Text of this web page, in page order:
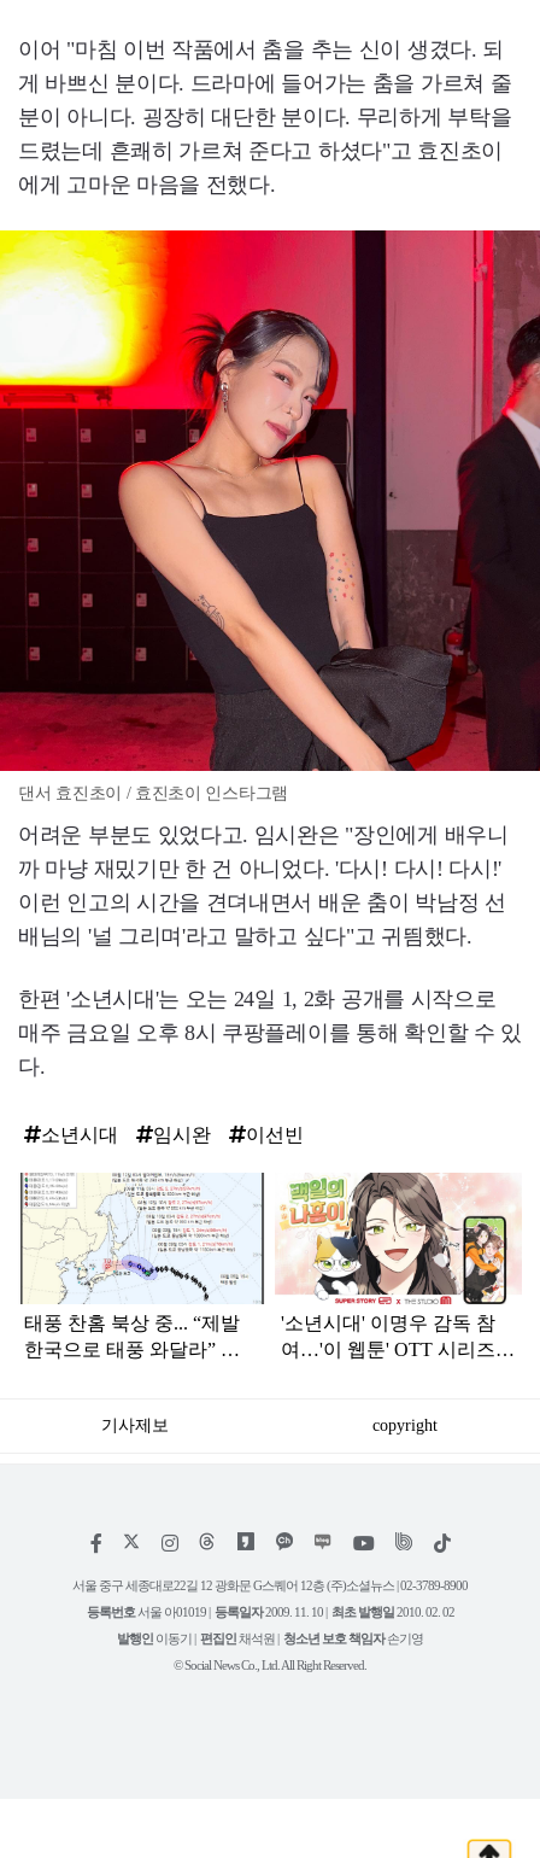
이어 "마침 이번 작품에서 춤을 추는 신이 생겼다. 되
게 바쁘신 분이다. 드라마에 들어가는 춤을 가르쳐 줄
분이 아니다. 굉장히 대단한 분이다. 무리하게 부탁을
드렸는데 흔쾌히 가르쳐 준다고 하셨다"고 효진초이
에게 고마운 마음을 전했다.
댄서 효진초이 / 효진초이 인스타그램
어려운 부분도 있었다고. 임시완은 "장인에게 배우니
까 마냥 재밌기만 한 건 아니었다. '다시! 다시! 다시!'
이런 인고의 시간을 견뎌내면서 배운 춤이 박남정 선
배님의 '널 그리며'라고 말하고 싶다"고 귀띔했다.
한편 '소년시대'는 오는 24일 1, 2화 공개를 시작으로
매주 금요일 오후 8시 쿠팡플레이를 통해 확인할 수 있
다.
소년시대 임시완 이선빈
탑
라
인
태풍 찬홈 북상 중... “제발
한국으로 태풍 와달라” 말
'소년시대' 이명우 감독 참
여…'이 웹툰' OTT 시리즈
기사제보 copyright
페
스
북
인
타
그
램
위
트
리
유
튜
틱
서울 중구 세종대로22길 12 광화문 G스퀘어 12층 (주)소셜뉴스 | 02-3789-8900
등록번호 서울 아01019 | 등록일자2009. 11. 10 | 최초 발행일2010. 02. 02
발행인 이동기 | 편집인채석원 | 청소년 보호 책임자손기영
© Social News Co., Ltd. All Right Reserved.